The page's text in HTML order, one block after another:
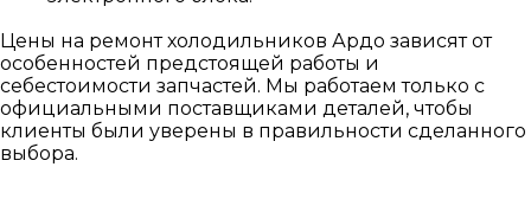
Цены на ремонт холодильников Ардо зависят от
особенностей предстоящей работы и
себестоимости запчастей. Мы работаем только с
официальными поставщиками деталей, чтобы
клиенты были уверены в правильности сделанного
выбора.